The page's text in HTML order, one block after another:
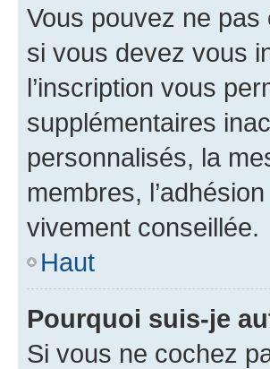
Vous pouvez ne pas
si vous devez vous
l’inscription vous
supplémentaires
personnalisés, la
membres,
vivement conseillée.
Haut
Pourquoi suis-je
Si vous ne cochez